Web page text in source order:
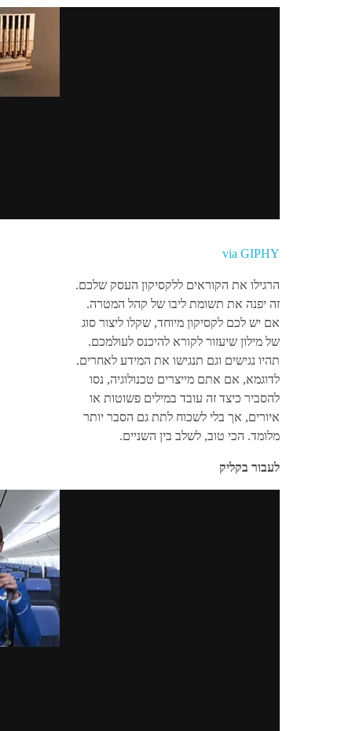
via GIPHY
הרגילו את הקוראים ללקסיקון העסק שלכם.
זה יפנה את תשומת ליבו של קהל המטרה.
אם יש לכם לקסיקון מיוחד, שקלו ליצור סוג
של מילון שיעזור לקורא להיכנס לעולמכם.
תהיו נגישים וגם תנגישו את המידע לאחרים.
לדוגמא, אם אתם מייצרים טכנולוגיה, נסו
להסביר כיצד זה עובד במילים פשוטות או
איורים, אך בלי לשכוח לתת גם הסבר יותר
מלומד. הכי טוב, לשלב בין השניים.
לעבור בקליק